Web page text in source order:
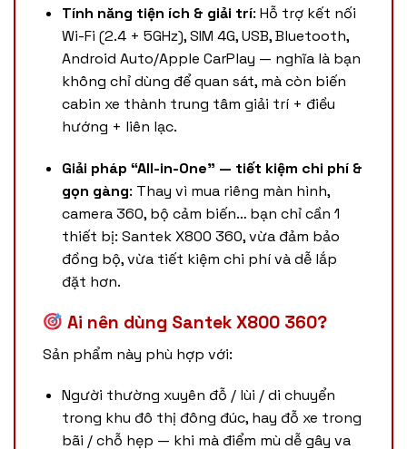
Tính năng tiện ích & giải trí: Hỗ trợ kết nối
Wi-Fi (2.4 + 5GHz), SIM 4G, USB, Bluetooth,
Android Auto/Apple CarPlay — nghĩa là bạn
không chỉ dùng để quan sát, mà còn biến
cabin xe thành trung tâm giải trí + điều
hướng + liên lạc.
Giải pháp “All-in-One” — tiết kiệm chi phí &
gọn gàng: Thay vì mua riêng màn hình,
camera 360, bộ cảm biến… bạn chỉ cần 1
thiết bị: Santek X800 360, vừa đảm bảo
đồng bộ, vừa tiết kiệm chi phí và dễ lắp
đặt hơn.
Ai nên dùng Santek X800 360?
Sản phẩm này phù hợp với:
Người thường xuyên đỗ / lùi / di chuyển
trong khu đô thị đông đúc, hay đỗ xe trong
bãi / chỗ hẹp — khi mà điểm mù dễ gây va